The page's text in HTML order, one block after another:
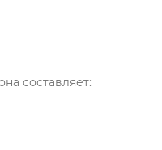
составляет: